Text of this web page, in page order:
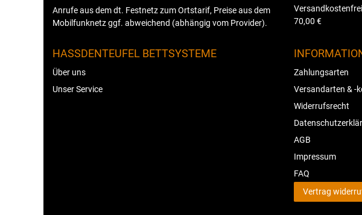
Anrufe aus dem dt. Festnetz zum Ortstarif, Preise aus dem
Mobilfunknetz ggf. abweichend (abhängig vom Provider).
70,00 €
HASSDENTEUFEL BETTSYSTEME
Über uns
Unser Service
Zahlungsarten
Versandarten & -
Widerrufsrecht
AGB
Impressum
FAQ
Vertrag